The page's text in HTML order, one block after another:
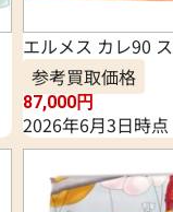
エルメス カレ90
参考買取価格
87,000円
2026年6月3日時点